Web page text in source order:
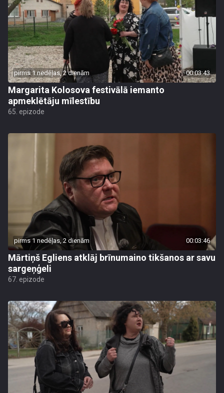
pirms 1 nedēļas, 2 dienām 00:03:43
Margarita Kolosova festivālā iemanto
apmeklētāju mīlestību
65. epizode
pirms 1 nedēļas, 2 dienām 00:03:46
Mārtiņš Egliens atklāj brīnumaino tikšanos ar savu
sargeņģeli
67. epizode